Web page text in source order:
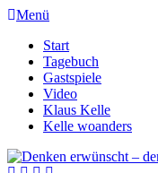
Menü
Start
Tagebuch
Gastspiele
Video
Klaus Kelle
Kelle woanders